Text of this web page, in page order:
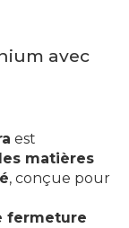
avec
est
matières
, conçue pour
fermeture